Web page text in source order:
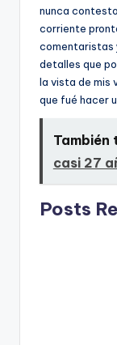
nunca
corriente
comentaristas
detalles que
la vista de mis
que fué hacer
También
casi 27
Posts